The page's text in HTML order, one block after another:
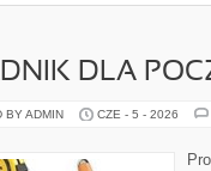
DLA
BY ADMIN CZE - 5 - 2026